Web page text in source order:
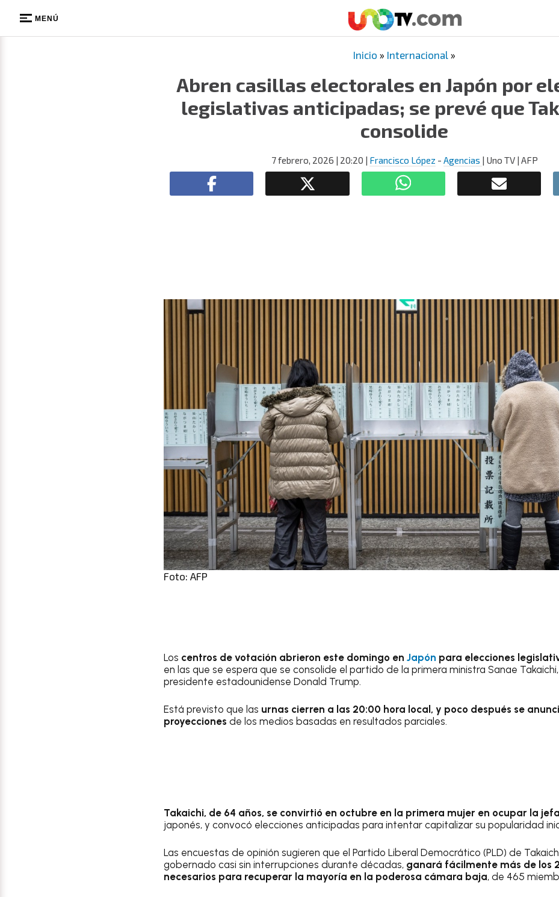
MENÚ
Inicio » Internacional »
Abren casillas electorales en Japón por
legislativas anticipadas; se prevé que
consolide
7 febrero, 2026 | 20:20 | Francisco López - Agencias | Uno TV | AFP
Foto: AFP
Los centros de votación abrieron este domingo en Japón para elecciones
en las que se espera que se consolide el partido de la primera ministra Sanae
presidente estadounidense Donald Trump.
Está previsto que las urnas cierren a las 20:00 hora local, y poco después se
proyecciones de los medios basadas en resultados parciales.
Takaichi, de 64 años, se convirtió en octubre en la primera mujer en ocupar la
japonés, y convocó elecciones anticipadas para intentar capitalizar su popularidad
Las encuestas de opinión sugieren que el Partido Liberal Democrático (PLD) de
gobernado casi sin interrupciones durante décadas, ganará fácilmente más de los
necesarios para recuperar la mayoría en la poderosa cámara baja, de 465